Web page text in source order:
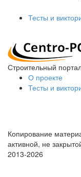
Тесты и
Строительный
О проекте
Тесты и
Копирование
активной, не
2013-2026